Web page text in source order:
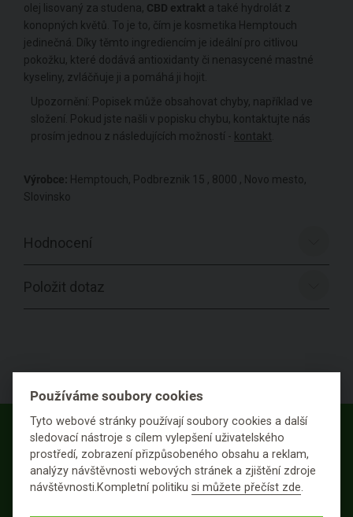
olej lisovaný za studena, CBD extrakt a také hydrolát z
konopných květů. To je to, čím je kosmetika Hemptouch
jedinečná. Díky těmto ingrediencím je ideální pro citlivou
pokožku, které dodává antioxidanty či nenasycené mastné
kyseliny, zvláčňuje ji a pomáhá ji hojit.
Upozornění: Popisek může obsahovat chyby, například ve
složení. Pokud jste našli v popisku chybu, kontaktujte nás
prosím jednou z následujících možností - kontakt
Výrobce: Hemptouch, Podbreznik 15 , 8000 , Novo mesto,
Slovinsko
Hodnocení
Položit dotaz
Staň se součástí BiOOO generace a odebírej
přírodu online. Přihlaš se k greenletteru
(newsletteru) a získej kód se slevou 100,- Kč
Používáme soubory cookies
Tyto webové stránky používají soubory cookies a další
sledovací nástroje s cílem vylepšení uživatelského
prostředí, zobrazení přizpůsobeného obsahu a reklam,
analýzy návštěvnosti webových stránek a zjištění zdroje
návštěvnosti.Kompletní politikusi můžete přečíst zde.